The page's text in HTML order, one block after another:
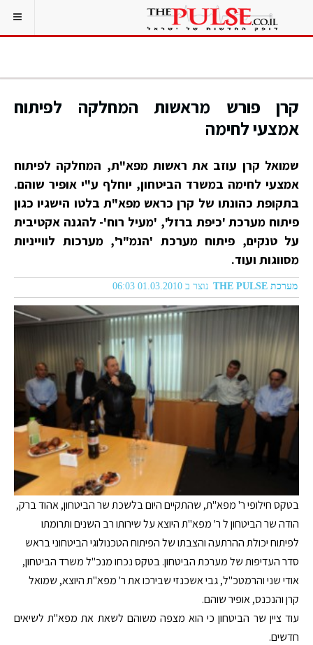
קרן פורש מראשות המחלקה לפיתוח
אמצעי לחימה
שמואל קרן עוזב את ראשות מפא"ת, המחלקה לפיתוח
אמצעי לחימה במשרד הביטחון, יוחלף ע"י אופיר שוהם.
בתקופת כהונתו של קרן כראש מפא"ת בלטו הישגיו כגון
פיתוח מערכת 'כיפת ברזל', 'מעיל רוח'- להגנה אקטיבית
על טנקים, פיתוח מערכת 'הנמ"ר', מערכות לווייניות
מסווגות ועוד.
מערכת THE PULSE נוצר ב 01.03.2010 06:03
בטקס חילופי ר' מפא"ת, שהתקיים היום בלשכת שר הביטחון, אהוד ברק,
הודה שר הביטחון ל ר' מפא"ת היוצא על שירותו רב השנים ותרומתו
לפיתוח יכולת ההרתעה והצבתו של הפיתוח הטכנולוגי הביטחוני בראש
סדר העדיפות של מערכת הביטחון. בטקס נכחו מנכ"ל משרד הביטחון,
אודי שני והרמטכ"ל, גבי אשכנזי שבירכו את ר' מפא"ת היוצא, שמואל
קרן והנכנס, אופיר שוהם.
עוד ציין שר הביטחון כי הוא מצפה משוהם לשאת את מפא"ת לשיאים
חדשים.